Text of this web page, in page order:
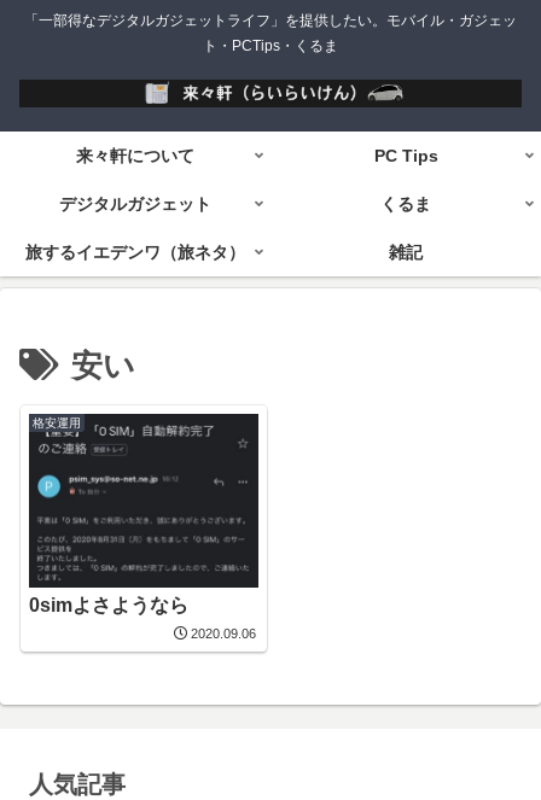
「一部得なデジタルガジェットライフ」を提供したい。モバイル・ガジェッ
ト・PCTips・くるま
来々軒について PC Tips
デジタルガジェット くるま
旅するイエデンワ（旅ネタ） 雑記
安い
格安運用
0simよさようなら
2020.09.06
人気記事